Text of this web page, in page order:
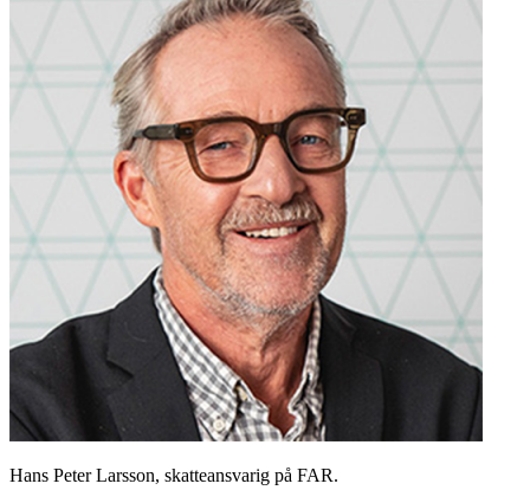
Hans Peter Larsson, skatteansvarig på FAR.